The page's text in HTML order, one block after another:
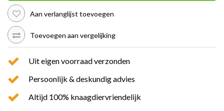
Aan verlanglijst toevoegen
Toevoegen aan vergelijking
Uit eigen voorraad verzonden
Persoonlijk & deskundig advies
Altijd 100% knaagdiervriendelijk